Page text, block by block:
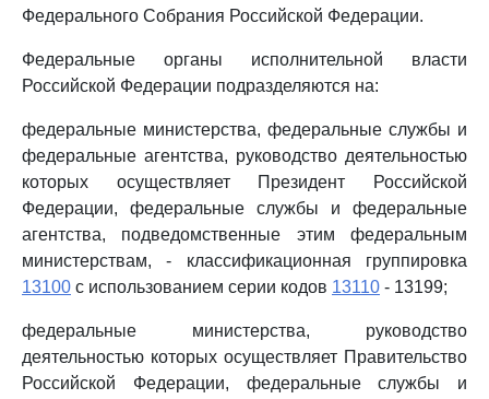
Федерального Собрания Российской Федерации.
Федеральные органы исполнительной власти
Российской Федерации подразделяются на:
федеральные министерства, федеральные службы и
федеральные агентства, руководство деятельностью
которых осуществляет Президент Российской
Федерации, федеральные службы и федеральные
агентства, подведомственные этим федеральным
министерствам, - классификационная группировка
13100 с использованием серии кодов 13110 - 13199;
федеральные министерства, руководство
деятельностью которых осуществляет Правительство
Российской Федерации, федеральные службы и